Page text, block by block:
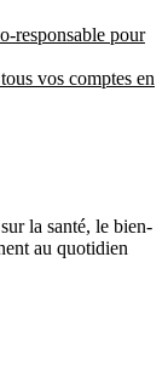
responsable pour
vos comptes en
la santé, le bien-
au quotidien